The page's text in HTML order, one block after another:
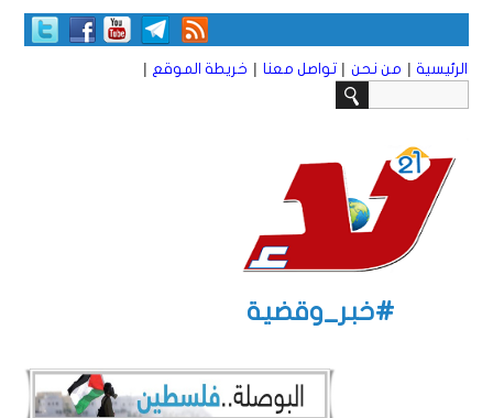
الرئيسية | من نحن | تواصل معنا | خريطة الموقع |
#خبر_وقضية